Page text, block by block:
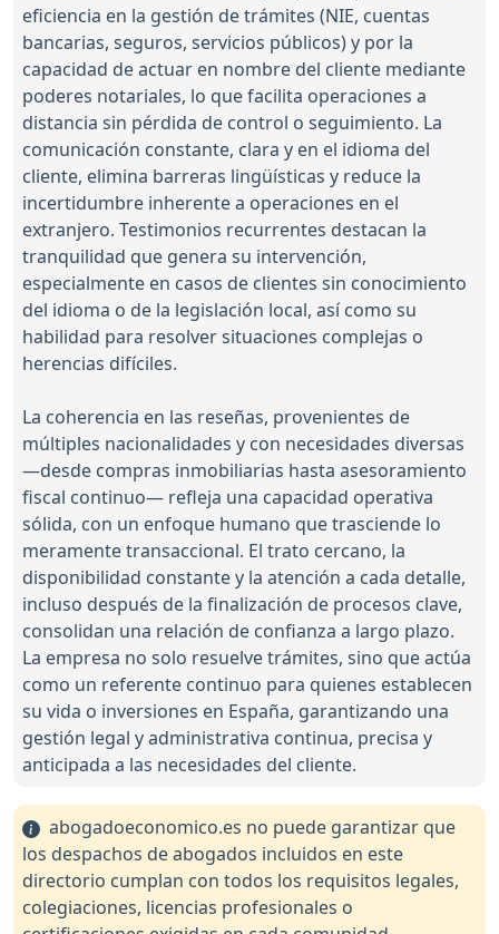
eficiencia en la gestión de trámites (NIE, cuentas
bancarias, seguros, servicios públicos) y por la
capacidad de actuar en nombre del cliente mediante
poderes notariales, lo que facilita operaciones a
distancia sin pérdida de control o seguimiento. La
comunicación constante, clara y en el idioma del
cliente, elimina barreras lingüísticas y reduce la
incertidumbre inherente a operaciones en el
extranjero. Testimonios recurrentes destacan la
tranquilidad que genera su intervención,
especialmente en casos de clientes sin conocimiento
del idioma o de la legislación local, así como su
habilidad para resolver situaciones complejas o
herencias difíciles.
La coherencia en las reseñas, provenientes de
múltiples nacionalidades y con necesidades diversas
—desde compras inmobiliarias hasta asesoramiento
fiscal continuo— refleja una capacidad operativa
sólida, con un enfoque humano que trasciende lo
meramente transaccional. El trato cercano, la
disponibilidad constante y la atención a cada detalle,
incluso después de la finalización de procesos clave,
consolidan una relación de confianza a largo plazo.
La empresa no solo resuelve trámites, sino que actúa
como un referente continuo para quienes establecen
su vida o inversiones en España, garantizando una
gestión legal y administrativa continua, precisa y
anticipada a las necesidades del cliente.
abogadoeconomico.es no puede garantizar que
los despachos de abogados incluidos en este
directorio cumplan con todos los requisitos legales,
colegiaciones, licencias profesionales o